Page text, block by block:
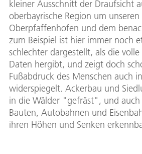
kleiner Ausschnitt der Draufsicht
oberbayrische Region um
Oberpfaffenhofen und dem
zum Beispiel ist hier immer noch
schlechter dargestellt, als die
Daten hergibt, und zeigt doch
Fußabdruck des Menschen auch
widerspiegelt. Ackerbau und
in die Wälder "gefräst", und
Bauten, Autobahnen und
ihren Höhen und Senken